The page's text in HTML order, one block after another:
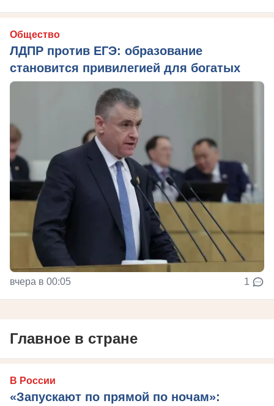
Общество
ЛДПР против ЕГЭ: образование
становится привилегией для богатых
вчера в 00:05 1
Главное в стране
В России
«Запускают по прямой по ночам»: